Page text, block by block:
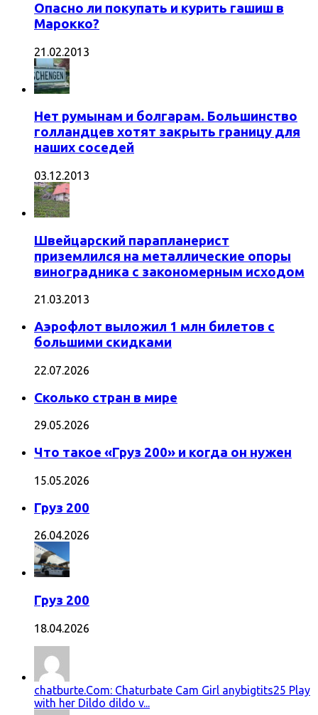
Опасно ли покупать и курить гашиш в
Марокко?
21.02.2013
Нет румынам и болгарам. Большинство
голландцев хотят закрыть границу для
наших соседей
03.12.2013
Швейцарский парапланерист
приземлился на металлические опоры
виноградника с закономерным исходом
21.03.2013
Аэрофлот выложил 1 млн билетов с
большими скидками
22.07.2026
Сколько стран в мире
29.05.2026
Что такое «Груз 200» и когда он нужен
15.05.2026
Груз 200
26.04.2026
Груз 200
18.04.2026
chatburte.Com: Chaturbate Cam Girl anybigtits25 Play
with her Dildo dildo v...